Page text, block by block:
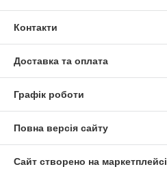
Контакти
Доставка та оплата
Графік роботи
Повна версія сайту
Сайт створено на маркетплейсі